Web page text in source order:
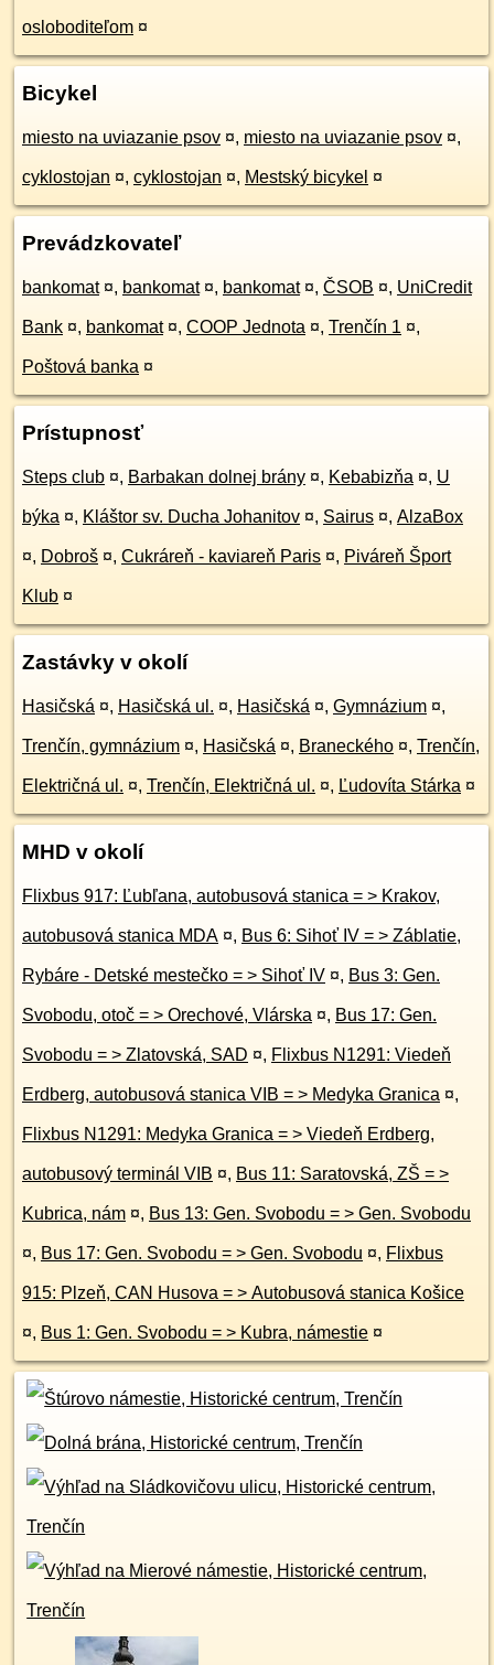
osloboditeľom ¤
Bicykel
miesto na uviazanie psov ¤, miesto na uviazanie psov ¤,
cyklostojan ¤, cyklostojan ¤, Mestský bicykel ¤
Prevádzkovateľ
bankomat ¤, bankomat ¤, bankomat ¤, ČSOB ¤, UniCredit
Bank ¤, bankomat ¤, COOP Jednota ¤, Trenčín 1 ¤,
Poštová banka ¤
Prístupnosť
Steps club ¤, Barbakan dolnej brány ¤, Kebabizňa ¤, U
býka ¤, Kláštor sv. Ducha Johanitov ¤, Sairus ¤, AlzaBox
¤, Dobroš ¤, Cukráreň - kaviareň Paris ¤, Piváreň Šport
Klub ¤
Zastávky v okolí
Hasičská ¤, Hasičská ul. ¤, Hasičská ¤, Gymnázium ¤,
Trenčín, gymnázium ¤, Hasičská ¤, Braneckého ¤, Trenčín,
Električná ul. ¤, Trenčín, Električná ul. ¤, Ľudovíta Stárka ¤
MHD v okolí
Flixbus 917: Ľubľana, autobusová stanica = > Krakov,
autobusová stanica MDA ¤, Bus 6: Sihoť IV = > Záblatie,
Rybáre - Detské mestečko = > Sihoť IV ¤, Bus 3: Gen.
Svobodu, otoč = > Orechové, Vlárska ¤, Bus 17: Gen.
Svobodu = > Zlatovská, SAD ¤, Flixbus N1291: Viedeň
Erdberg, autobusová stanica VIB = > Medyka Granica ¤,
Flixbus N1291: Medyka Granica = > Viedeň Erdberg,
autobusový terminál VIB ¤, Bus 11: Saratovská, ZŠ = >
Kubrica, nám ¤, Bus 13: Gen. Svobodu = > Gen. Svobodu
¤, Bus 17: Gen. Svobodu = > Gen. Svobodu ¤, Flixbus
915: Plzeň, CAN Husova = > Autobusová stanica Košice
¤, Bus 1: Gen. Svobodu = > Kubra, námestie ¤